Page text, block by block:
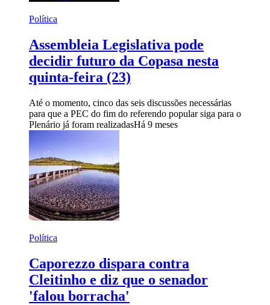
Política
Assembleia Legislativa pode
decidir futuro da Copasa nesta
quinta-feira (23)
Até o momento, cinco das seis discussões necessárias
para que a PEC do fim do referendo popular siga para o
Plenário já foram realizadasHá 9 meses
Política
Caporezzo dispara contra
Cleitinho e diz que o senador
'falou borracha'